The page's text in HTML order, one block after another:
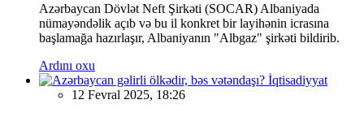
Azərbaycan Dövlət Neft Şirkəti (SOCAR) Albaniyada
nümayəndəlik açıb və bu il konkret bir layihənin icrasına
başlamağa hazırlaşır, Albaniyanın "Albgaz" şirkəti bildirib.
Ardını oxu
İqtisadiyyat
12 Fevral 2025, 18:26